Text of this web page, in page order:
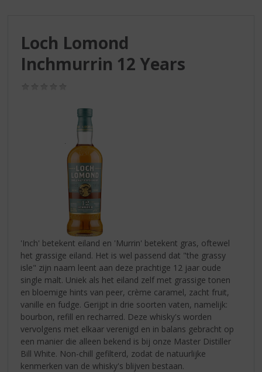
Loch Lomond
Inchmurrin 12 Years
'Inch' betekent eiland en 'Murrin' betekent gras, oftewel
het grassige eiland. Het is wel passend dat "the grassy
isle" zijn naam leent aan deze prachtige 12 jaar oude
single malt. Uniek als het eiland zelf met grassige tonen
en bloemige hints van peer, crème caramel, zacht fruit,
vanille en fudge. Gerijpt in drie soorten vaten, namelijk:
bourbon, refill en recharred. Deze whisky's worden
vervolgens met elkaar verenigd en in balans gebracht op
een manier die alleen bekend is bij onze Master Distiller
Bill White. Non-chill gefilterd, zodat de natuurlijke
kenmerken van de whisky's blijven bestaan.